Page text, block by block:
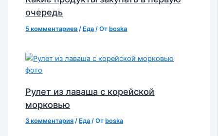
очередь
5 комментариев / Еда / От boska
Рулет из лаваша с корейской
морковью
3 комментария / Еда / От boska